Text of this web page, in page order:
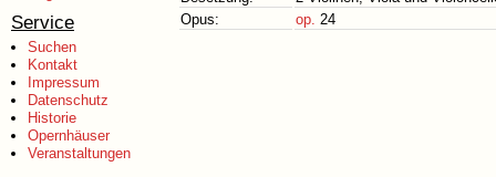
Service
Suchen
Kontakt
Impressum
Datenschutz
Historie
Opernhäuser
Veranstaltungen
Opus:
op. 24